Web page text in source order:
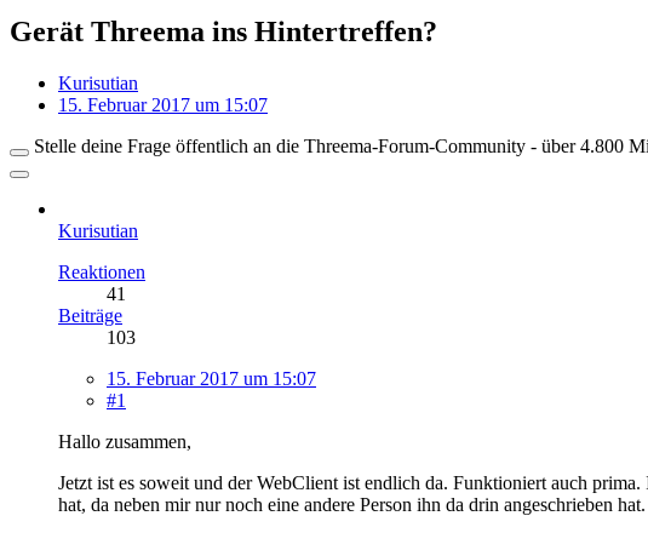
Gerät Threema ins Hintertreffen?
Kurisutian
15. Februar 2017 um 15:07
Stelle deine Frage öffentlich an die Threema-Forum-Community - über 4.800
Kurisutian
Reaktionen
41
Beiträge
103
15. Februar 2017 um 15:07
#1
Hallo zusammen,
Jetzt ist es soweit und der WebClient ist endlich da. Funktioniert auch
hat, da neben mir nur noch eine andere Person ihn da drin angeschrieben